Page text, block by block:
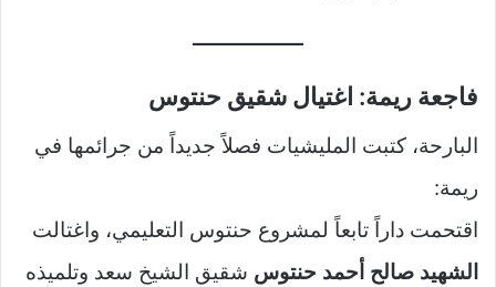
فاجعة ريمة: اغتيال شقيق حنتوس
البارحة، كتبت المليشيات فصلاً جديداً من جرائمها في
ريمة:
اقتحمت داراً تابعاً لمشروع حنتوس التعليمي، واغتالت
الشهيد صالح أحمد حنتوس شقيق الشيخ سعد وتلميذه